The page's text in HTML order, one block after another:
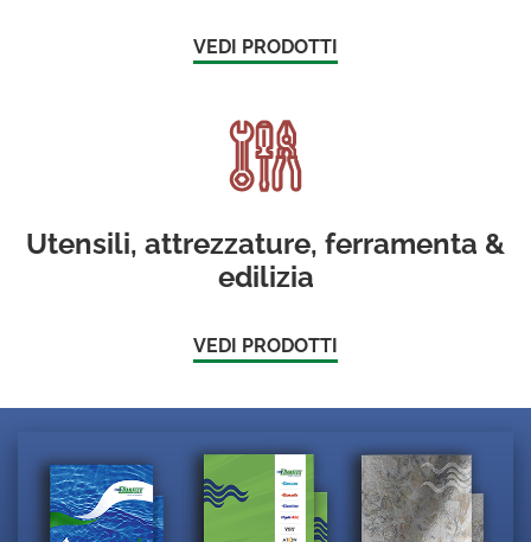
VEDI PRODOTTI
Utensili, attrezzature, ferramenta &
edilizia
VEDI PRODOTTI